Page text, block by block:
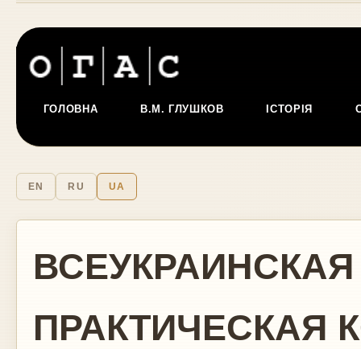
ГОЛОВНА В.М. ГЛУШКОВ ІСТОРІЯ
EN RU UA
ПРАКТИЧЕСКАЯ